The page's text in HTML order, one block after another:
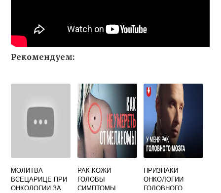
Рекомендуем:
МОЛИТВА
ВСЕЦАРИЦЕ ПРИ
ОНКОЛОГИИ ЗА
РАК КОЖИ
ГОЛОВЫ
СИМПТОМЫ
ПРИЗНАКИ
ОНКОЛОГИИ
ГОЛОВНОГО